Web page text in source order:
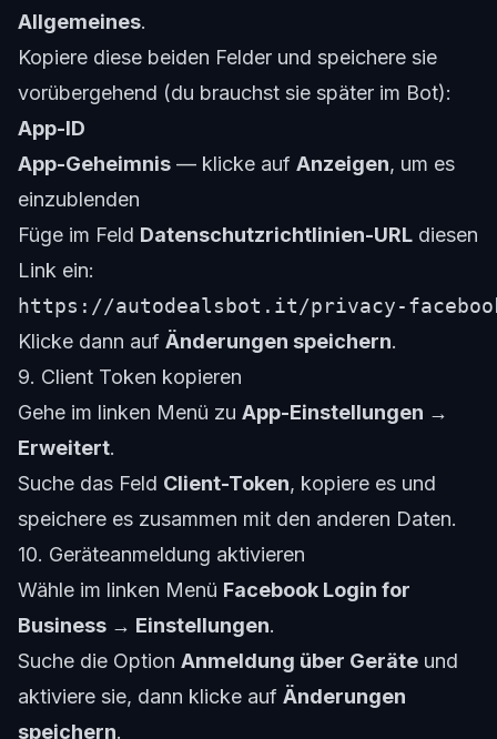
Allgemeines.
Kopiere diese beiden Felder und speichere sie
vorübergehend (du brauchst sie später im Bot):
App-ID
App-Geheimnis — klicke auf Anzeigen, um es
einzublenden
Füge im Feld Datenschutzrichtlinien-URL diesen
Link ein:
Klicke dann auf Änderungen speichern.
9. Client Token kopieren
Gehe im linken Menü zu App-Einstellungen →
Erweitert.
Suche das Feld Client-Token, kopiere es und
speichere es zusammen mit den anderen Daten.
10. Geräteanmeldung aktivieren
Wähle im linken Menü Facebook Login for
Business → Einstellungen.
Suche die Option Anmeldung über Geräte und
aktiviere sie, dann klicke auf Änderungen
speichern.